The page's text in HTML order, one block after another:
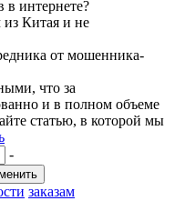
в интернете?
из Китая и не
от мошенника-
что за
и в полном объеме
статью, в которой мы
заказам
-